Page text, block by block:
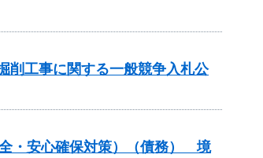
工事に関する一般競争入札公
・安心確保対策）（債務） 境